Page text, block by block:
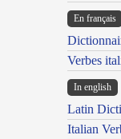
En français
Verbes
In english
Latin
Italian